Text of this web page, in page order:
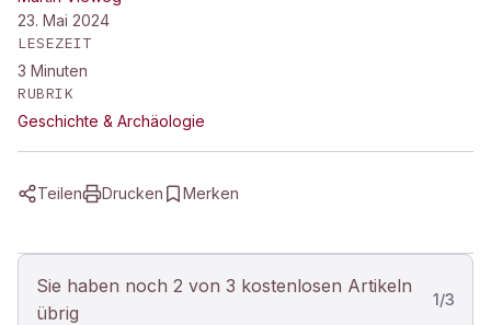
23. Mai 2024
LESEZEIT
3 Minuten
RUBRIK
Geschichte & Archäologie
Teilen Drucken Merken
Sie haben noch 2 von 3 kostenlosen Artikeln
übrig
1/3